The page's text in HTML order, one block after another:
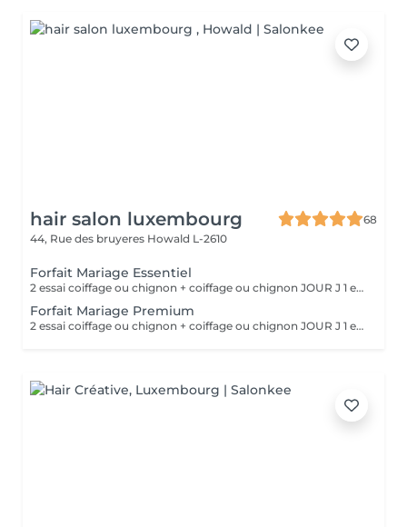
hair salon luxembourg
68
44, Rue des bruyeres Howald L-2610
Forfait Mariage Essentiel
2 essai coiffage ou chignon + coiffage ou chignon JOUR J 1 essai maquillage + maquillage JOUR J Une prestation de manucure en gel ° cadeaux offert
Forfait Mariage Premium
2 essai coiffage ou chignon + coiffage ou chignon JOUR J 1 essai maquillage + maquillage JOUR J Une prestation de manucure en gel au choix Une prestation de beauté des pieds en gel au choix ° Un massage relaxant ° Un cadeaux offert